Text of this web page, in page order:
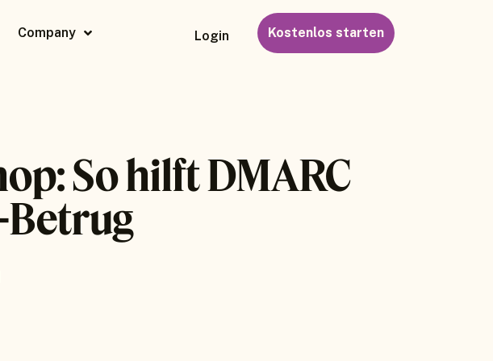
Company Login Kostenlos starten
So hilft DMARC
Betrug